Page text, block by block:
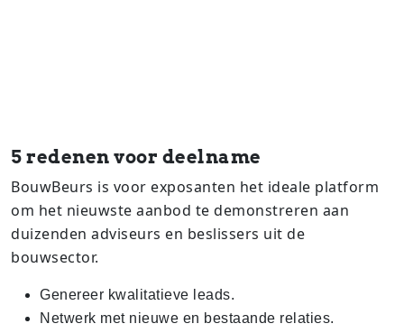
5 redenen voor deelname
BouwBeurs is voor exposanten het ideale platform
om het nieuwste aanbod te demonstreren aan
duizenden adviseurs en beslissers uit de
bouwsector.
Genereer kwalitatieve leads.
Netwerk met nieuwe en bestaande relaties.